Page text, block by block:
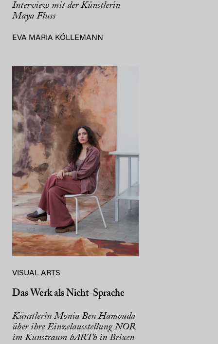
Interview mit der Künstlerin
Maya Fluss
EVA MARIA KÖLLEMANN
VISUAL ARTS
Das Werk als Nicht-Sprache
Künstlerin Monia Ben Hamouda
über ihre Einzelausstellung NOR
im Kunstraum bARTh in Brixen